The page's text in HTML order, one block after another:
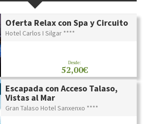
Oferta Relax con Spa y Circuito
Hotel Carlos I Silgar ****
Desde:
52,00€
Escapada con Acceso Talaso,
Vistas al Mar
Gran Talaso Hotel Sanxenxo ****